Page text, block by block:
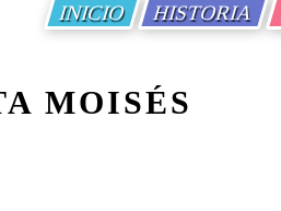
INICIO HISTORIA
MOISÉS